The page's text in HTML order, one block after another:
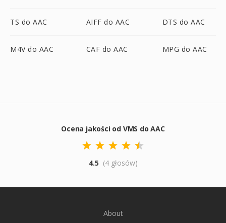
TS do AAC AIFF do AAC DTS do AAC
M4V do AAC CAF do AAC MPG do AAC
Ocena jakości od VMS do AAC
4.5 (4 głosów)
About